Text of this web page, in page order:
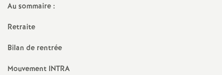
Au sommaire :
Retraite
Bilan de rentrée
Mouvement INTRA